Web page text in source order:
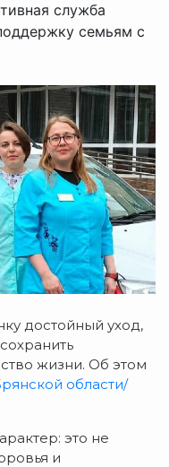
служба
семьям с
достойный уход,
сохранить
жизни. Об этом
области/
это не
и